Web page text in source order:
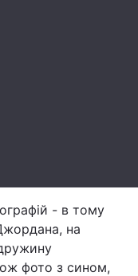
- в тому
на
фото з сином,